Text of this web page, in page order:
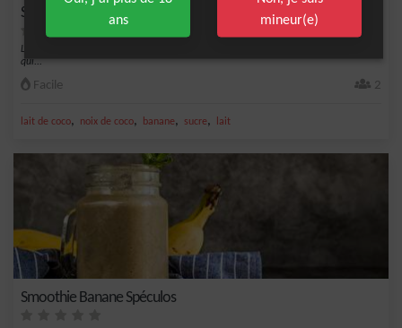
Smoothie Banane Coco et Spéculos
Le cocktail à base de banane, noix de coco et spéculoos est une délicieuse boisson
qui...
Facile 2
lait de coco, noix de coco, banane, sucre, lait
Smoothie Banane Spéculos
ans
mineur(e)